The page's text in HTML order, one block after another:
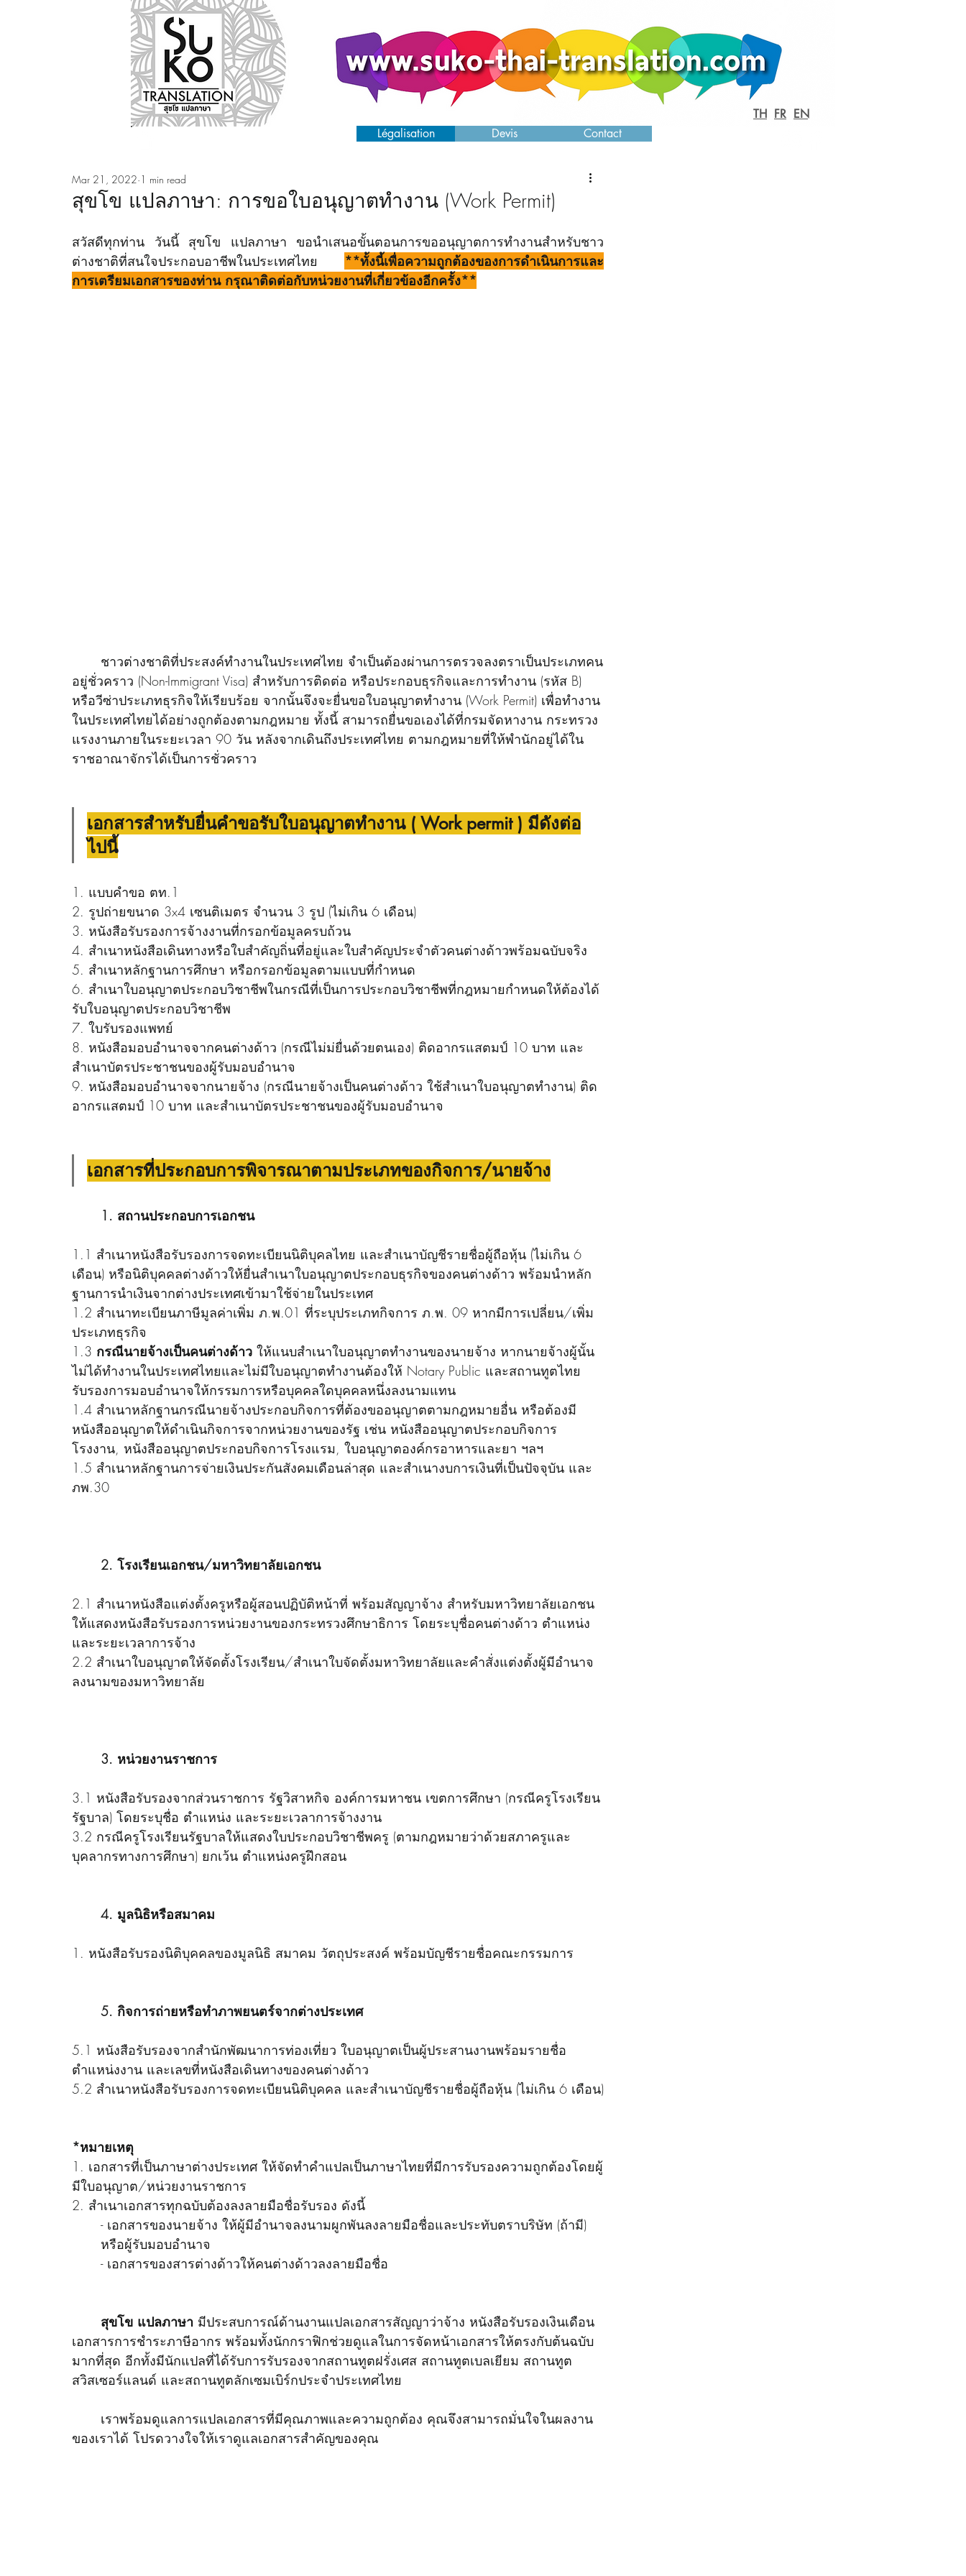
TH FR EN
Légalisation Devis Contact
สุขโข แปลภาษา: การขอใบอนุญาตทำงาน (Work Permit)
Mar 21, 2022 1 min read
สวัสดีทุกท่าน วันนี้ สุขโข แปลภาษา ขอนำเสนอขั้นตอนการขออนุญาตการทำงานสำหรับชาว
ต่างชาติที่สนใจประกอบอาชีพในประเทศไทย **ทั้งนี้เพื่อความถูกต้องของการดำเนินการและ
การเตรียมเอกสารของท่าน กรุณาติดต่อกับหน่วยงานที่เกี่ยวข้องอีกครั้ง**
อยู่ชั่วคราว (Non-Immigrant Visa) สำหรับการติดต่อ หรือประกอบธุรกิจและการทำงาน (รหัส B)
หรือวีซ่าประเภทธุรกิจให้เรียบร้อย จากนั้นจึงจะยื่นขอใบอนุญาตทำงาน (Work Permit) เพื่อทำงาน
ในประเทศไทยได้อย่างถูกต้องตามกฎหมาย ทั้งนี้ สามารถยื่นขอเองได้ที่กรมจัดหางาน กระทรวง
แรงงานภายในระยะเวลา 90 วัน หลังจากเดินถึงประเทศไทย ตามกฎหมายที่ให้พำนักอยู่ได้ใน
ราชอาณาจักรได้เป็นการชั่วคราว
เอกสารสำหรับยื่นคำขอรับใบอนุญาตทำงาน ( Work permit ) มีดังต่อ
ไปนี้
1. แบบคำขอ ตท.1
2. รูปถ่ายขนาด 3x4 เซนติเมตร จำนวน 3 รูป (ไม่เกิน 6 เดือน)
3. หนังสือรับรองการจ้างงานที่กรอกข้อมูลครบถ้วน
4. สำเนาหนังสือเดินทางหรือใบสำคัญถิ่นที่อยู่และใบสำคัญประจำตัวคนต่างด้าวพร้อมฉบับจริง
5. สำเนาหลักฐานการศึกษา หรือกรอกข้อมูลตามแบบที่กำหนด
6. สำเนาใบอนุญาตประกอบวิชาชีพในกรณีที่เป็นการประกอบวิชาชีพที่กฎหมายกำหนดให้ต้องได้
รับใบอนุญาตประกอบวิชาชีพ
7. ใบรับรองแพทย์
8. หนังสือมอบอำนาจจากคนต่างด้าว (กรณีไม่ม่ยื่นด้วยตนเอง) ติดอากรแสตมป์ 10 บาท และ
สำเนาบัตรประชาชนของผู้รับมอบอำนาจ
9. หนังสือมอบอำนาจจากนายจ้าง (กรณีนายจ้างเป็นคนต่างด้าว ใช้สำเนาใบอนุญาตทำงาน) ติด
อากรแสตมป์ 10 บาท และสำเนาบัตรประชาชนของผู้รับมอบอำนาจ
เอกสารที่ประกอบการพิจารณาตามประเภทของกิจการ/นายจ้าง
1. สถานประกอบการเอกชน
1.1 สำเนาหนังสือรับรองการจดทะเบียนนิติบุคลไทย และสำเนาบัญชีรายชื่อผู้ถือหุ้น (ไม่เกิน 6
เดือน) หรือนิติบุคคลต่างด้าวให้ยื่นสำเนาใบอนุญาตประกอบธุรกิจของคนต่างด้าว พร้อมนำหลัก
ฐานการนำเงินจากต่างประเทศเข้ามาใช้จ่ายในประเทศ
1.2 สำเนาทะเบียนภาษีมูลค่าเพิ่ม ภ.พ.01 ที่ระบุประเภทกิจการ ภ.พ. 09 หากมีการเปลี่ยน/เพิ่ม
ประเภทธุรกิจ
1.3 กรณีนายจ้างเป็นคนต่างด้าว ให้แนบสำเนาใบอนุญาตทำงานของนายจ้าง หากนายจ้างผู้นั้น
ไม่ได้ทำงานในประเทศไทยและไม่มีใบอนุญาตทำงานต้องให้ Notary Public และสถานทูตไทย
รับรองการมอบอำนาจให้กรรมการหรือบุคคลใดบุคคลหนึ่งลงนามแทน
1.4 สำเนาหลักฐานกรณีนายจ้างประกอบกิจการที่ต้องขออนุญาตตามกฎหมายอื่น หรือต้องมี
หนังสืออนุญาตให้ดำเนินกิจการจากหน่วยงานของรัฐ เช่น หนังสืออนุญาตประกอบกิจการ
โรงงาน, หนังสืออนุญาตประกอบกิจการโรงแรม, ใบอนุญาตองค์กรอาหารและยา ฯลฯ
1.5 สำเนาหลักฐานการจ่ายเงินประกันสังคมเดือนล่าสุด และสำเนางบการเงินที่เป็นปัจจุบัน และ
ภพ.30
2. โรงเรียนเอกชน/มหาวิทยาลัยเอกชน
2.1 สำเนาหนังสือแต่งตั้งครูหรือผู้สอนปฏิบัติหน้าที่ พร้อมสัญญาจ้าง สำหรับมหาวิทยาลัยเอกชน
ให้แสดงหนังสือรับรองการหน่วยงานของกระทรวงศึกษาธิการ โดยระบุชื่อคนต่างด้าว ตำแหน่ง
และระยะเวลาการจ้าง
2.2 สำเนาใบอนุญาตให้จัดตั้งโรงเรียน/สำเนาใบจัดตั้งมหาวิทยาลัยและคำสั่งแต่งตั้งผู้มีอำนาจ
ลงนามของมหาวิทยาลัย
3. หน่วยงานราชการ
3.1 หนังสือรับรองจากส่วนราชการ รัฐวิสาหกิจ องค์การมหาชน เขตการศึกษา (กรณีครูโรงเรียน
รัฐบาล) โดยระบุชื่อ ตำแหน่ง และระยะเวลาการจ้างงาน
3.2 กรณีครูโรงเรียนรัฐบาลให้แสดงใบประกอบวิชาชีพครู (ตามกฎหมายว่าด้วยสภาครูและ
บุคลากรทางการศึกษา) ยกเว้น ตำแหน่งครูฝึกสอน
4. มูลนิธิหรือสมาคม
1. หนังสือรับรองนิติบุคคลของมูลนิธิ สมาคม วัตถุประสงค์ พร้อมบัญชีรายชื่อคณะกรรมการ
5. กิจการถ่ายหรือทำภาพยนตร์จากต่างประเทศ
5.1 หนังสือรับรองจากสำนักพัฒนาการท่องเที่ยว ใบอนุญาตเป็นผู้ประสานงานพร้อมรายชื่อ
ตำแหน่งงาน และเลขที่หนังสือเดินทางของคนต่างด้าว
5.2 สำเนาหนังสือรับรองการจดทะเบียนนิติบุคคล และสำเนาบัญชีรายชื่อผู้ถือหุ้น (ไม่เกิน 6 เดือน)
*หมายเหตุ
1. เอกสารที่เป็นภาษาต่างประเทศ ให้จัดทำคำแปลเป็นภาษาไทยที่มีการรับรองความถูกต้องโดยผู้
มีใบอนุญาต/หน่วยงานราชการ
2. สำเนาเอกสารทุกฉบับต้องลงลายมือชื่อรับรอง ดังนี้
	- เอกสารของนายจ้าง ให้ผู้มีอำนาจลงนามผูกพันลงลายมือชื่อและประทับตราบริษัท (ถ้ามี)
	หรือผู้รับมอบอำนาจ
	- เอกสารของสารต่างด้าวให้คนต่างด้าวลงลายมือชื่อ
สุขโข แปลภาษา มีประสบการณ์ด้านงานแปลเอกสารสัญญาว่าจ้าง หนังสือรับรองเงินเดือน
เอกสารการชำระภาษีอากร พร้อมทั้งนักกราฟิกช่วยดูแลในการจัดหน้าเอกสารให้ตรงกับต้นฉบับ
มากที่สุด อีกทั้งมีนักแปลที่ได้รับการรับรองจากสถานทูตฝรั่งเศส สถานทูตเบลเยียม สถานทูต
สวิสเซอร์แลนด์ และสถานทูตลักเซมเบิร์กประจำประเทศไทย
ของเราได้ โปรดวางใจให้เราดูแลเอกสารสำคัญของคุณ